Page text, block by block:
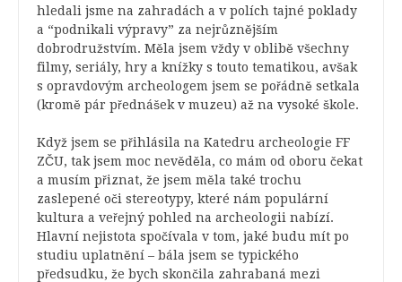
hledali jsme na zahradách a v polích tajné poklady
a “podnikali výpravy” za nejrůznějším
dobrodružstvím. Měla jsem vždy v oblibě všechny
filmy, seriály, hry a knížky s touto tematikou, avšak
s opravdovým archeologem jsem se pořádně setkala
(kromě pár přednášek v muzeu) až na vysoké škole.
Když jsem se přihlásila na Katedru archeologie FF
ZČU, tak jsem moc nevěděla, co mám od oboru čekat
a musím přiznat, že jsem měla také trochu
zaslepené oči stereotypy, které nám populární
kultura a veřejný pohled na archeologii nabízí.
Hlavní nejistota spočívala v tom, jaké budu mít po
studiu uplatnění – bála jsem se typického
předsudku, že bych skončila zahrabaná mezi